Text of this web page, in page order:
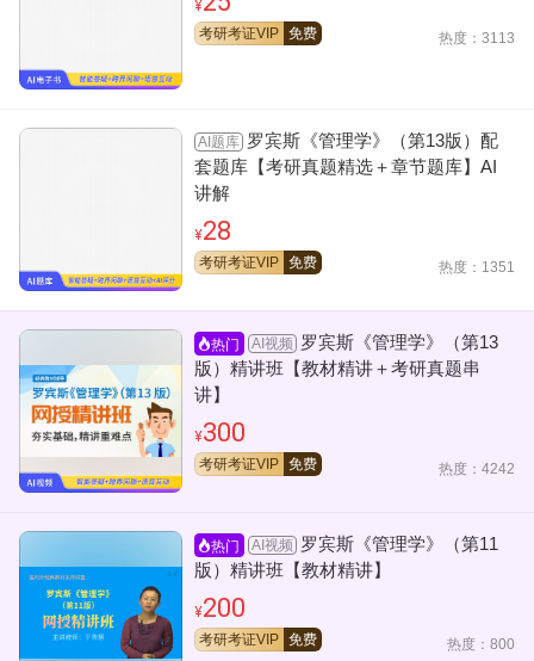
¥
考研考证VIP 免费 热度：3113
AI题库 罗宾斯《管理学》（第13版）配
套题库【考研真题精选＋章节题库】AI
讲解
¥28
考研考证VIP 免费 热度：1351
热门 AI视频 罗宾斯《管理学》（第13
版）精讲班【教材精讲＋考研真题串
讲】
¥300
考研考证VIP 免费 热度：4242
热门 AI视频 罗宾斯《管理学》（第11
版）精讲班【教材精讲】
¥200
考研考证VIP 免费 热度：800